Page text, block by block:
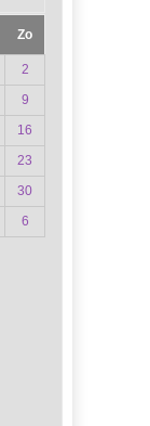
Zo
2
9
16
23
30
6